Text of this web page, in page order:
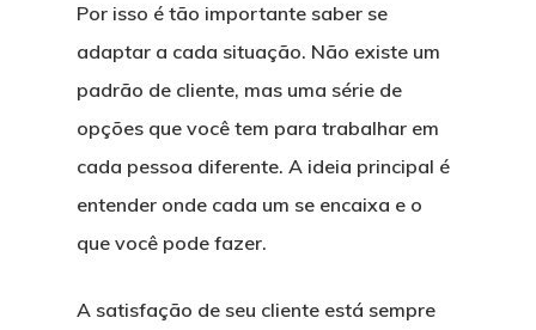
Por isso é tão importante saber se
adaptar a cada situação. Não existe um
padrão de cliente, mas uma série de
opções que você tem para trabalhar em
cada pessoa diferente. A ideia principal é
entender onde cada um se encaixa e o
que você pode fazer.
A satisfação de seu cliente está sempre